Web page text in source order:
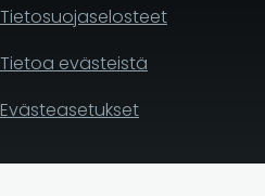
Tietosuojaselosteet
Tietoa evästeistä
Evästeasetukset